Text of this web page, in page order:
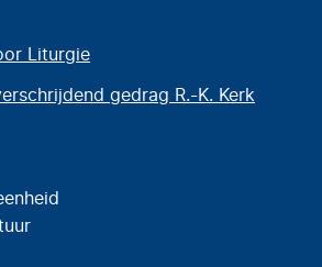
Liturgie
gedrag R.-K. Kerk